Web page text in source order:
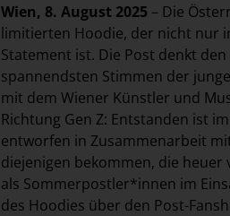
Wien, 8. August 2025 – Die
limitierten Hoodie, der nicht nur
Statement ist. Die Post denkt
spannendsten Stimmen der
mit dem Wiener Künstler und
Richtung Gen Z: Entstanden ist
entworfen in Zusammenarbeit
diejenigen bekommen, die heuer
als Sommerpostler*innen im
des Hoodies über den Post-